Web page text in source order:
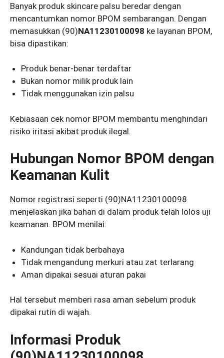
Banyak produk skincare palsu beredar dengan
mencantumkan nomor BPOM sembarangan. Dengan
memasukkan (90)NA11230100098 ke layanan BPOM,
bisa dipastikan:
Produk benar-benar terdaftar
Bukan nomor milik produk lain
Tidak menggunakan izin palsu
Kebiasaan cek nomor BPOM membantu menghindari
risiko iritasi akibat produk ilegal.
Hubungan Nomor BPOM dengan
Keamanan Kulit
Nomor registrasi seperti (90)NA11230100098
menjelaskan jika bahan di dalam produk telah lolos uji
keamanan. BPOM menilai:
Kandungan tidak berbahaya
Tidak mengandung merkuri atau zat terlarang
Aman dipakai sesuai aturan pakai
Hal tersebut memberi rasa aman sebelum produk
dipakai rutin di wajah.
Informasi Produk